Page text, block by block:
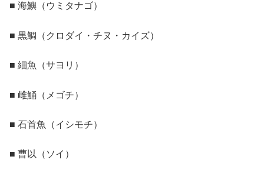
■ 海鱮（ウミタナゴ）
■ 黒鯛（クロダイ・チヌ・カイズ）
■ 細魚（サヨリ）
■ 雌鯒（メゴチ）
■ 石首魚（イシモチ）
■ 曹以（ソイ）